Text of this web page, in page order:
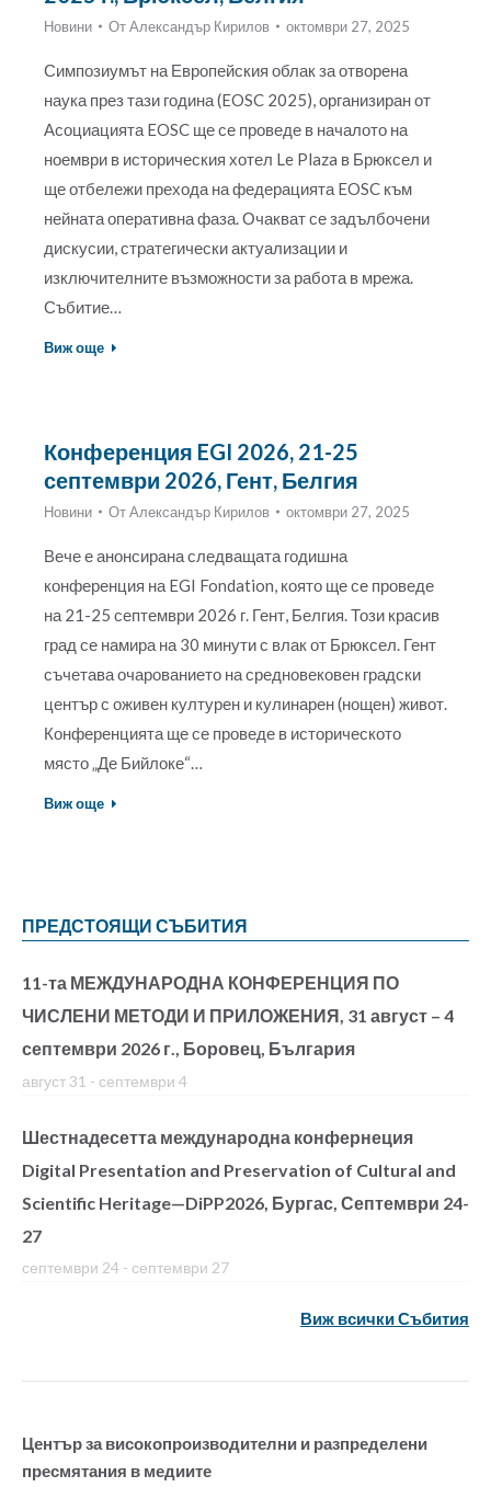
Новини ОтАлександър Кирилов октомври 27, 2025
Симпозиумът на Европейския облак за отворена
наука през тази година (EOSC 2025), организиран от
Асоциацията EOSC ще се проведе в началото на
ноември в историческия хотел Le Plaza в Брюксел и
ще отбележи прехода на федерацията EOSC към
нейната оперативна фаза. Очакват се задълбочени
дискусии, стратегически актуализации и
изключителните възможности за работа в мрежа.
Събитие…
Виж още
Конференция EGI 2026, 21-25
септември 2026, Гент, Белгия
Новини ОтАлександър Кирилов октомври 27, 2025
Вече е анонсирана следващата годишна
конференция на EGI Fondation, която ще се проведе
на 21-25 септември 2026 г. Гент, Белгия. Този красив
град се намира на 30 минути с влак от Брюксел. Гент
съчетава очарованието на средновековен градски
център с оживен културен и кулинарен (нощен) живот.
Конференцията ще се проведе в историческото
място „Де Бийлоке“…
Виж още
ПРЕДСТОЯЩИ СЪБИТИЯ
11-та МЕЖДУНАРОДНА КОНФЕРЕНЦИЯ ПО
ЧИСЛЕНИ МЕТОДИ И ПРИЛОЖЕНИЯ, 31 август – 4
септември 2026 г., Боровец, България
август 31 - септември 4
Шестнадесетта международна конфернеция
Digital Presentation and Preservation of Cultural and
Scientific Heritage—DiPP2026, Бургас, Септември 24-
27
септември 24 - септември 27
Виж всички Събития
Център за високопроизводителни и разпределени
пресмятания в медиите